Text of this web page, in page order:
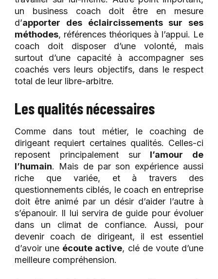
un business coach doit être en mesure
d’apporter des éclaircissements sur ses
méthodes, références théoriques à l’appui. Le
coach doit disposer d’une volonté, mais
surtout d’une capacité à accompagner ses
coachés vers leurs objectifs, dans le respect
total de leur libre-arbitre.
Les qualités nécessaires
Comme dans tout métier, le coaching de
dirigeant requiert certaines qualités. Celles-ci
reposent principalement sur l’amour de
l’humain. Mais de par son expérience aussi
riche que variée, et à travers des
questionnements ciblés, le coach en entreprise
doit être animé par un désir d’aider l’autre à
s’épanouir. Il lui servira de guide pour évoluer
dans un climat de confiance. Aussi, pour
devenir coach de dirigeant, il est essentiel
d’avoir une écoute active, clé de voute d’une
meilleure compréhension.